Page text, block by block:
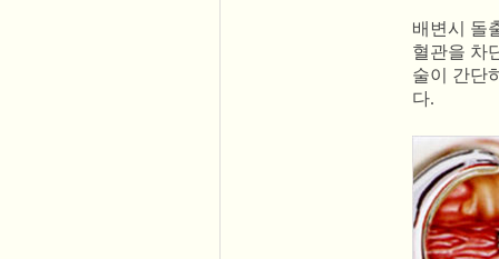
배변시 돌
혈관을 차
술이 간단
다.